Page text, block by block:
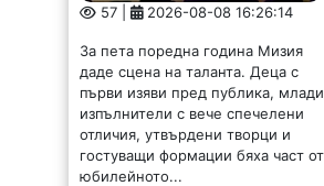
даде сцена на таланта. Деца с
изпълнители с вече спечелени
отличия, утвърдени творци и
гостуващи формации бяха част от
юбилейното...